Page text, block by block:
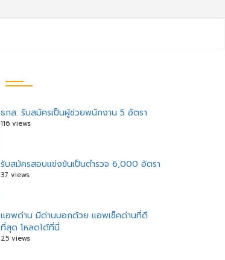
ธกส. รับสมัครเป็นผู้ช่วยพนักงาน 5 อัตรา
116 views
รับสมัครสอบแข่งขันเป็นตำรวจ 6,000 อัตรา
37 views
แอพด่าน มีด่านบอกด้วย แอพเช็คด่านที่ดี
ที่สุด โหลดได้ที่นี่
25 views